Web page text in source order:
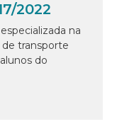
2022
na
transporte
do